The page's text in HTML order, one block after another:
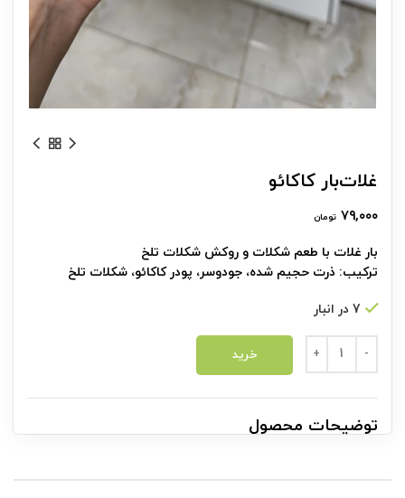
غلات‌بار کاکائو
۷۹,۰۰۰ تومان
بار غلات با طعم شکلات و روکش شکلات تلخ
ترکیب: ذرت حجیم شده، جودوسر، پودر کاکائو، شکلات تلخ
7 در انبار
غلات‌بار کاکائو عدد
خرید
توضیحات محصول